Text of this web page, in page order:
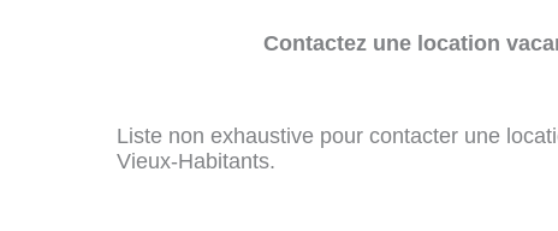
Contactez une location
Liste non exhaustive pour contacter une
Vieux-Habitants.